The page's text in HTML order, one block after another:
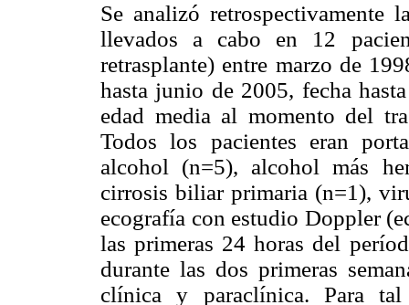
Se analizó retrospectivamente
llevados a cabo en 12
retrasplante) entre marzo de
hasta junio de 2005, fecha
edad media al momento del
Todos los pacientes eran
alcohol (n=5), alcohol más
cirrosis biliar primaria (n=1),
ecografía con estudio Doppler
las primeras 24 horas del
durante las dos primeras
clínica y paraclínica. Para